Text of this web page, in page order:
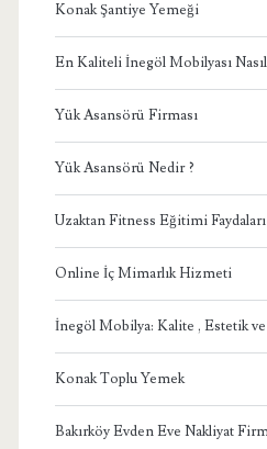
Konak Şantiye Yemeği
En Kaliteli İnegöl Mobilyası
Yük Asansörü Firması
Yük Asansörü Nedir ?
Uzaktan Fitness Eğitimi Faydaları
Online İç Mimarlık Hizmeti
İnegöl Mobilya: Kalite , Estetik
Konak Toplu Yemek
Bakırköy Evden Eve Nakliyat